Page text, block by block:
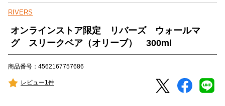
RIVERS
オンラインストア限定 リバーズ ウォールマ
グ スリークベア（オリーブ） 300ml
商品番号：4562167757686
レビュー1件